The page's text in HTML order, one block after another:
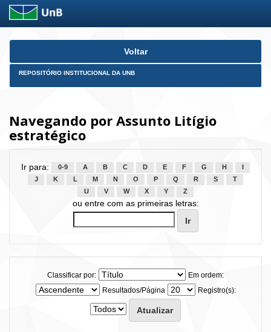
Skip
Voltar
REPOSITÓRIO INSTITUCIONAL DA UNB
Navegando por Assunto Litígio
estratégico
Ir para: 0-9 A B C D E F G H
J
K L M N O P Q R S
T
U
V W X Y Z
ou entre com as primeiras letras:
Classificar por:
Em ordem:
Resultados/Página
Registro(s):